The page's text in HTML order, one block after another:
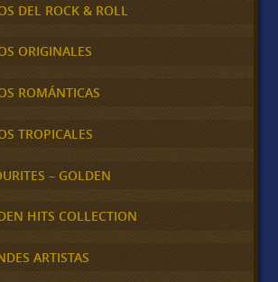
DEL ROCK & ROLL
ORIGINALES
ROMÁNTICAS
TROPICALES
– GOLDEN
HITS COLLECTION
ARTISTAS